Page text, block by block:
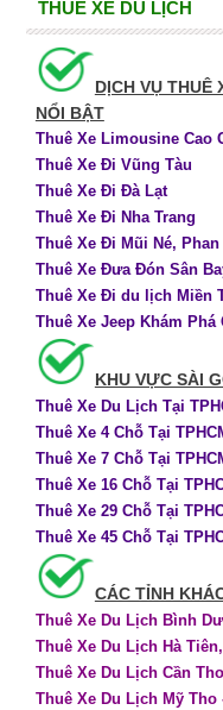
THUÊ XE DU LỊCH
DỊCH VỤ THUÊ
NỔI BẬT
Thuê Xe Limousine Cao
Thuê Xe Đi Vũng Tàu
Thuê Xe Đi Đà Lạt
Thuê Xe Đi Nha Trang
Thuê Xe Đi Mũi Né, Phan
Thuê Xe Đưa Đón Sân
Thuê Xe Đi du lịch Miền
Thuê Xe Jeep Khám
KHU VỰC SÀI
Thuê Xe Du Lịch Tại
Thuê Xe 4 Chỗ Tại
Thuê Xe 7 Chỗ Tại
Thuê Xe 16 Chỗ Tại
Thuê Xe 29 Chỗ Tại
Thuê Xe 45 Chỗ Tại
CÁC TỈNH
Thuê Xe Du Lịch Bình
Thuê Xe Du Lịch Hà
Thuê Xe Du Lịch Cần
Thuê Xe Du Lịch Mỹ Tho